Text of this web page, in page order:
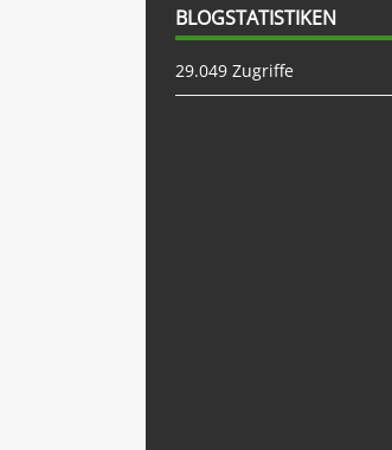
BLOGSTATISTIKEN
29.049 Zugriffe